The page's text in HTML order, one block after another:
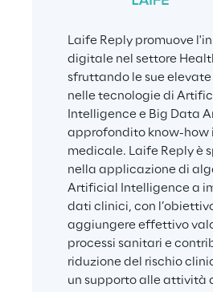
Laife Reply promuove
digitale nel settore
sfruttando le sue
nelle tecnologie di
Intelligence e Big Data
approfondito know-how
medicale. Laife Reply è
nella applicazione di
Artificial Intelligence a
dati clinici, con
aggiungere effettivo
processi sanitari e
riduzione del rischio
un supporto alle attività